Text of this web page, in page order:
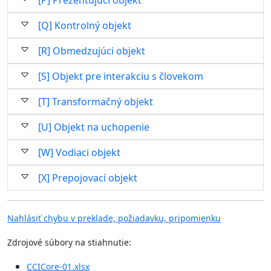
[Q] Kontrolný objekt
[R] Obmedzujúci objekt
[S] Objekt pre interakciu s človekom
[T] Transformačný objekt
[U] Objekt na uchopenie
[W] Vodiaci objekt
[X] Prepojovací objekt
Nahlásiť chybu v preklade, požiadavku, pripomienku
Zdrojové súbory na stiahnutie:
CCICore-01.xlsx